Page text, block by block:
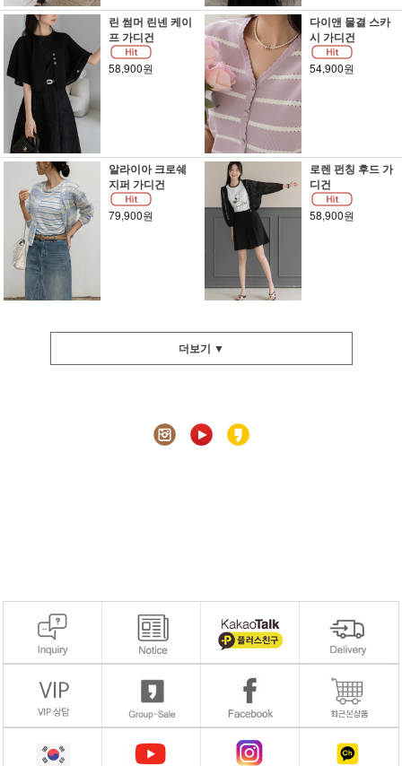
린 썸머 린넨 케이
프 가디건
58,900원
다이앤 물결 스카
시 가디건
54,900원
알라이아 크로쉐
지퍼 가디건
79,900원
로렌 펀칭 후드 가
디건
58,900원
더보기 ▼